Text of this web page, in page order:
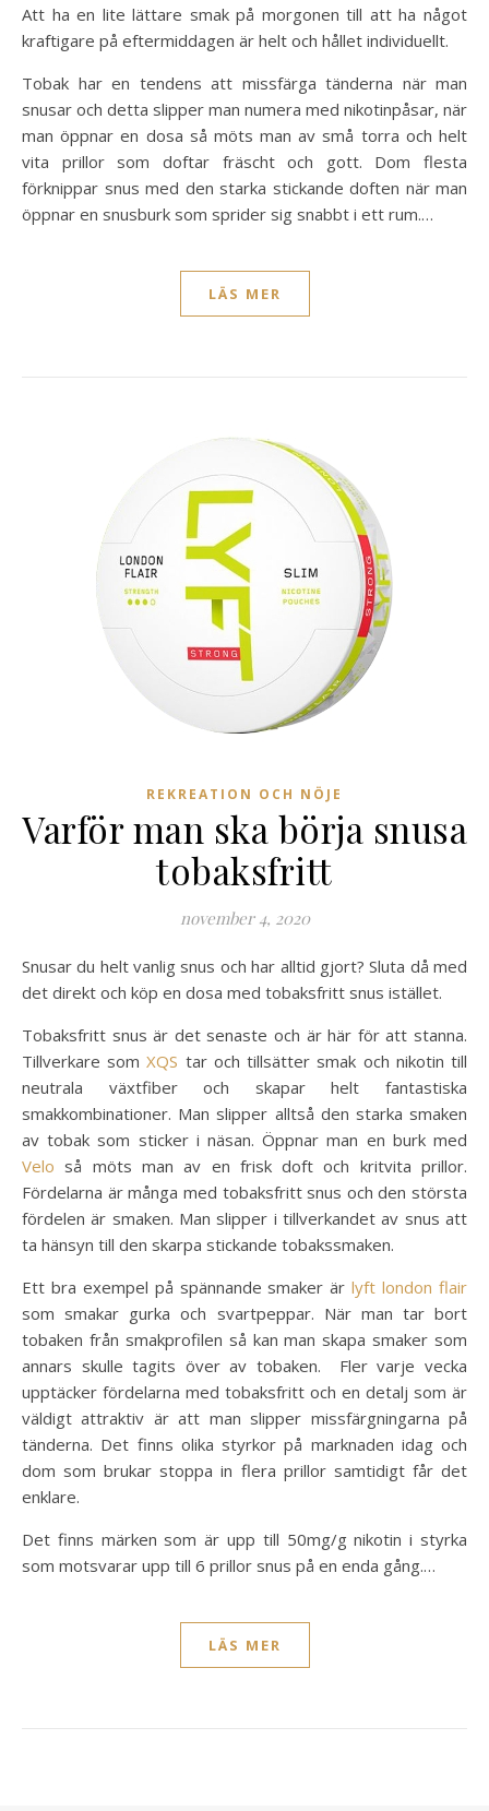
Att ha en lite lättare smak på morgonen till att ha något
kraftigare på eftermiddagen är helt och hållet individuellt.
Tobak har en tendens att missfärga tänderna när man
snusar och detta slipper man numera med nikotinpåsar, när
man öppnar en dosa så möts man av små torra och helt
vita prillor som doftar fräscht och gott. Dom flesta
förknippar snus med den starka stickande doften när man
öppnar en snusburk som sprider sig snabbt i ett rum.…
LÄS MER
REKREATION OCH NÖJE
Varför man ska börja snusa
tobaksfritt
november 4, 2020
Snusar du helt vanlig snus och har alltid gjort? Sluta då med
det direkt och köp en dosa med tobaksfritt snus istället.
Tobaksfritt snus är det senaste och är här för att stanna.
Tillverkare somXQS tar och tillsätter smak och nikotin till
neutrala växtfiber och skapar helt fantastiska
smakkombinationer. Man slipper alltså den starka smaken
av tobak som sticker i näsan. Öppnar man en burk med
Velo så möts man av en frisk doft och kritvita prillor.
Fördelarna är många med tobaksfritt snus och den största
fördelen är smaken. Man slipper i tillverkandet av snus att
ta hänsyn till den skarpa stickande tobakssmaken.
Ett bra exempel på spännande smaker ärlyft london flair
som smakar gurka och svartpeppar. När man tar bort
tobaken från smakprofilen så kan man skapa smaker som
annars skulle tagits över av tobaken. Fler varje vecka
upptäcker fördelarna med tobaksfritt och en detalj som är
väldigt attraktiv är att man slipper missfärgningarna på
tänderna. Det finns olika styrkor på marknaden idag och
dom som brukar stoppa in flera prillor samtidigt får det
enklare.
Det finns märken som är upp till 50mg/g nikotin i styrka
som motsvarar upp till 6 prillor snus på en enda gång.…
LÄS MER